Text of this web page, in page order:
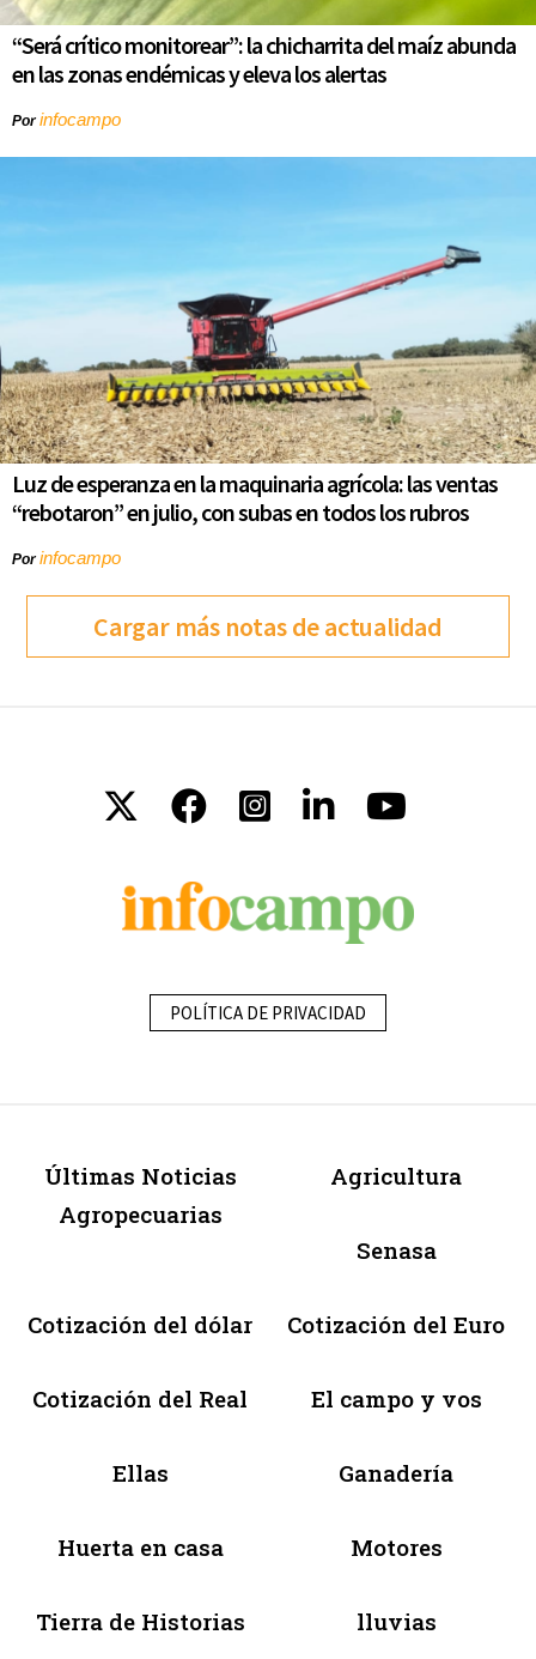
“Será crítico monitorear”: la chicharrita del maíz abunda
en las zonas endémicas y eleva los alertas
Porinfocampo
Luz de esperanza en la maquinaria agrícola: las ventas
“rebotaron” en julio, con subas en todos los rubros
Porinfocampo
Cargar más notas de actualidad
POLÍTICA DE PRIVACIDAD
Últimas Noticias
Agropecuarias
Agricultura
Senasa
Cotización del dólar Cotización del Euro
Cotización del Real El campo y vos
Ellas Ganadería
Huerta en casa Motores
Tierra de Historias lluvias